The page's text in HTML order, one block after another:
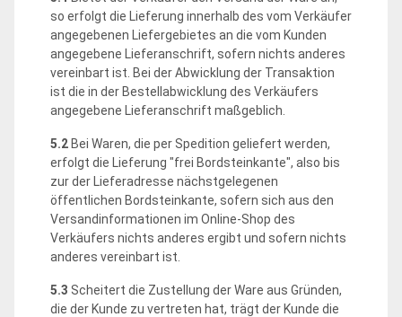
so erfolgt die Lieferung innerhalb des vom Verkäufer
angegebenen Liefergebietes an die vom Kunden
angegebene Lieferanschrift, sofern nichts anderes
vereinbart ist. Bei der Abwicklung der Transaktion
ist die in der Bestellabwicklung des Verkäufers
angegebene Lieferanschrift maßgeblich.
5.2 Bei Waren, die per Spedition geliefert werden,
erfolgt die Lieferung "frei Bordsteinkante", also bis
zur der Lieferadresse nächstgelegenen
öffentlichen Bordsteinkante, sofern sich aus den
Versandinformationen im Online-Shop des
Verkäufers nichts anderes ergibt und sofern nichts
anderes vereinbart ist.
5.3 Scheitert die Zustellung der Ware aus Gründen,
die der Kunde zu vertreten hat, trägt der Kunde die